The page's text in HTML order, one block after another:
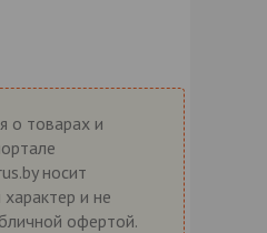
о товарах и
носит
и не
офертой.